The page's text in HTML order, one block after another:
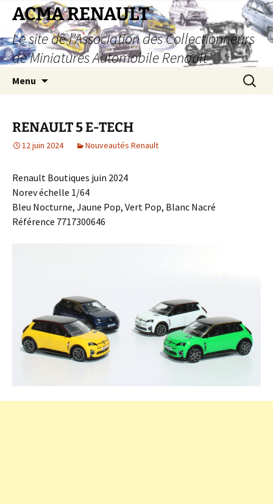
Aller
contenu
ACMA RENAULT
Le site de l'Association des Collectionneurs
de Miniatures Automobile Renault
Menu
RENAULT 5 E-TECH
12 juin 2024 Nouveautés Renault
Renault Boutiques juin 2024
Norev échelle 1/64
Bleu Nocturne, Jaune Pop, Vert Pop, Blanc Nacré
Référence 7717300646